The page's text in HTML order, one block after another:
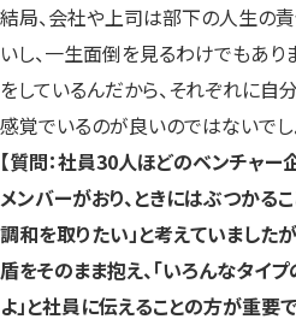
結局、会社や上司は部下の人生の
いし、一生面倒を見るわけでもあり
をしているんだから、それぞれに自
感覚でいるのが良いのではないでし
【質問：社員30人ほどのベンチャー
メンバーがおり、ときにはぶつかるこ
調和を取りたい」と考えていました
盾をそのまま抱え、「いろんなタイ
よ」と社員に伝えることの方が重要